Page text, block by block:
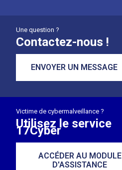
Une question ?
Contactez-nous !
ENVOYER UN MESSAGE
Victime de cybermalveillance ?
Utilisez le service
17Cyber
ACCÉDER AU MODULE
D'ASSISTANCE